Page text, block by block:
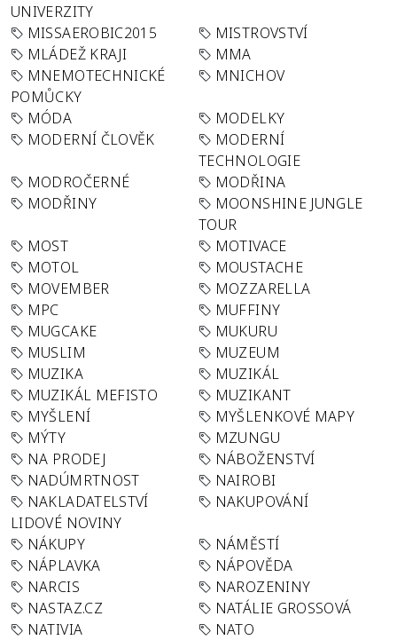
UNIVERZITY
MISSAEROBIC2015
MISTROVSTVÍ
MLÁDEŽ KRAJI
MMA
MNEMOTECHNICKÉ
POMŮCKY
MNICHOV
MÓDA
MODELKY
MODERNÍ ČLOVĚK
MODERNÍ
TECHNOLOGIE
MODROČERNÉ
MODŘINA
MODŘINY
MOONSHINE JUNGLE
TOUR
MOST
MOTIVACE
MOTOL
MOUSTACHE
MOVEMBER
MOZZARELLA
MPC
MUFFINY
MUGCAKE
MUKURU
MUSLIM
MUZEUM
MUZIKA
MUZIKÁL
MUZIKÁL MEFISTO
MUZIKANT
MYŠLENÍ
MYŠLENKOVÉ MAPY
MÝTY
MZUNGU
NA PRODEJ
NÁBOŽENSTVÍ
NADÚMRTNOST
NAIROBI
NAKLADATELSTVÍ
LIDOVÉ NOVINY
NAKUPOVÁNÍ
NÁKUPY
NÁMĚSTÍ
NÁPLAVKA
NÁPOVĚDA
NARCIS
NAROZENINY
NASTAZ.CZ
NATÁLIE GROSSOVÁ
NATIVIA
NATO